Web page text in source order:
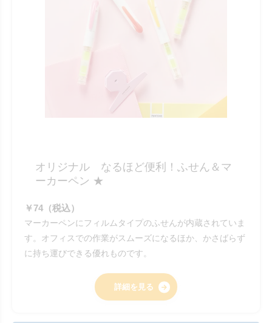
オリジナル なるほど便利！ふせん＆マ
ーカーペン ★
￥74（税込）
マーカーペンにフィルムタイプのふせんが内蔵されていま
す。オフィスでの作業がスムーズになるほか、かさばらず
に持ち運びできる優れものです。
詳細を見る